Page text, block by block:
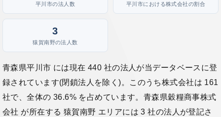
平川市の法人数 平川市における株式会社の割合
3
猿賀南野の法人数
青森県平川市 には現在 440 社の法人が当データベースに登
録されています(閉鎖法人を除く)。このうち株式会社は 161
社で、全体の 36.6% を占めています。青森県穀糧商事株式
会社 が所在する 猿賀南野 エリアには 3 社の法人が登記さ